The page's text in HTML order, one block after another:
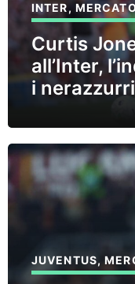
INTER,
Curtis
all’Inter,
i nerazzurri
JUVENTUS,